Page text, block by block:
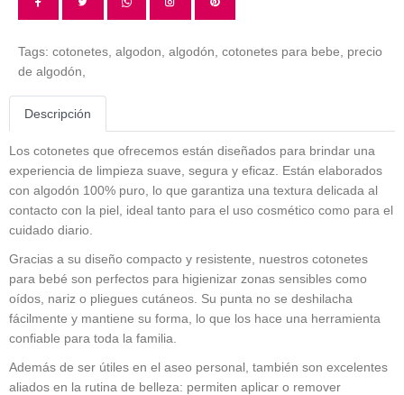
Tags: cotonetes, algodon, algodón, cotonetes para bebe, precio
de algodón,
Descripción
Los cotonetes que ofrecemos están diseñados para brindar una
experiencia de limpieza suave, segura y eficaz. Están elaborados
con algodón 100% puro, lo que garantiza una textura delicada al
contacto con la piel, ideal tanto para el uso cosmético como para el
cuidado diario.
Gracias a su diseño compacto y resistente, nuestros cotonetes
para bebé son perfectos para higienizar zonas sensibles como
oídos, nariz o pliegues cutáneos. Su punta no se deshilacha
fácilmente y mantiene su forma, lo que los hace una herramienta
confiable para toda la familia.
Además de ser útiles en el aseo personal, también son excelentes
aliados en la rutina de belleza: permiten aplicar o remover